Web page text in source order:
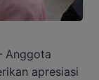
Anggota
apresiasi